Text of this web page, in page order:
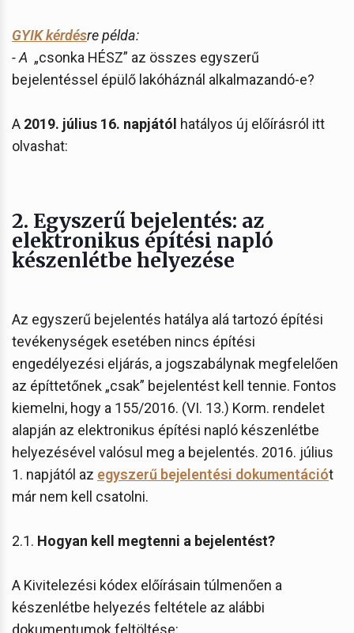
GYIK kérdésre példa:
- A „csonka HÉSZ” az összes egyszerű
bejelentéssel épülő lakóháznál alkalmazandó-e?
A 2019. július 16. napjától hatályos új előírásról itt
olvashat:
2. Egyszerű bejelentés: az
elektronikus építési napló
készenlétbe helyezése
Az egyszerű bejelentés hatálya alá tartozó építési
tevékenységek esetében nincs építési
engedélyezési eljárás, a jogszabálynak megfelelően
az építtetőnek „csak” bejelentést kell tennie. Fontos
kiemelni, hogy a 155/2016. (VI. 13.) Korm. rendelet
alapján az elektronikus építési napló készenlétbe
helyezésével valósul meg a bejelentés. 2016. július
1. napjától az egyszerű bejelentési dokumentációt
már nem kell csatolni.
2.1. Hogyan kell megtenni a bejelentést?
A Kivitelezési kódex előírásain túlmenően a
készenlétbe helyezés feltétele az alábbi
dokumentumok feltöltése: